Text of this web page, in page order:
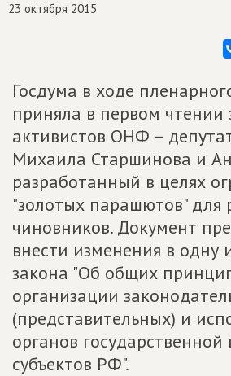
23 октября 2015
Госдума в ходе
приняла в первом чтении
активистов ОНФ –
Михаила Старшинова и
разработанный в целях
"золотых парашютов" для
чиновников. Документ
внести изменения в одну
закона "Об общих
организации
(представительных) и
органов государственной
субъектов РФ".